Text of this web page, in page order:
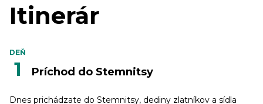
Itinerár
DEŇ
1 Príchod do Stemnitsy
Dnes prichádzate do Stemnitsy, dediny zlatníkov a sídla